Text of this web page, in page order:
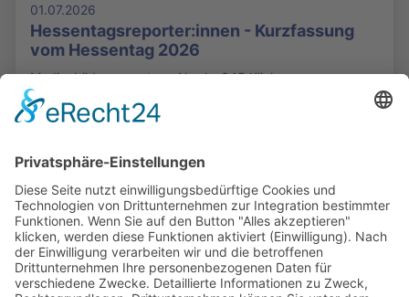
01.07.2026
Hessentagsreporter:innen - Kurzfassung
vom Hessentag 2026
Medienbildungszentrum Nord - 345 Klicks
Die Mediathek Hessen bietet vielfältige Videos,
Podcasts, Themen und Informationen.
Entdecken Sie unser Forum für Medien, Bildung
und Demokratie - jederzeit und überall
verfügbar.